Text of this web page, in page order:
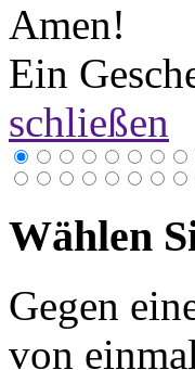
Amen!
Ein
schließen
Wählen
Gegen
von